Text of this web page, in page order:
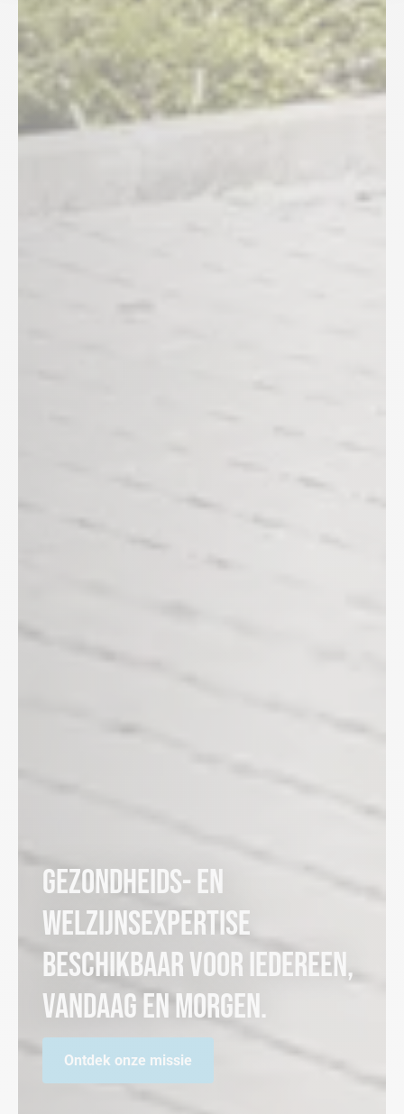
Gezondheids- en
welzijnsexpertise
beschikbaar voor iedereen,
vandaag en morgen.
Ontdek onze missie